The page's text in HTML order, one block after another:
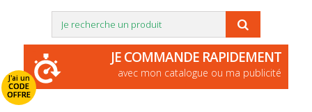
J'ai un
CODE
OFFRE
JE COMMANDE RAPIDEMENT
avec mon catalogue ou ma publicité